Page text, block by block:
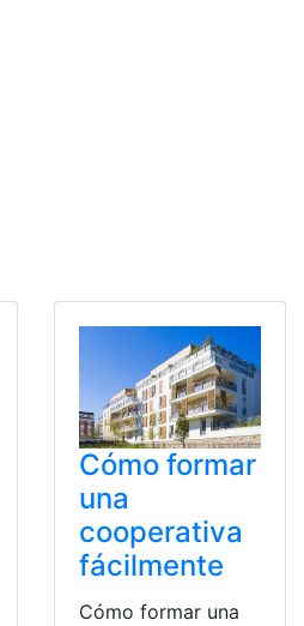
Cómo formar
una
cooperativa
fácilmente
Cómo formar una